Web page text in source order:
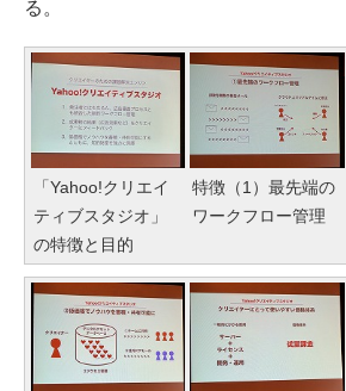
る。
「Yahoo!クリエイ
ティブスタジオ」
の特徴と目的
特徴（1）最先端の
ワークフロー管理